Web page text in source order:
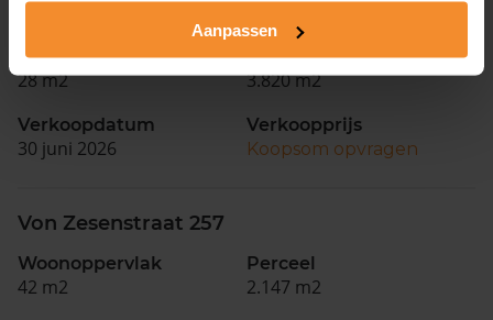
Aanpassen
Woonoppervlak
28 m2
Perceel
3.820 m2
Verkoopdatum
30 juni 2026
Verkoopprijs
Koopsom opvragen
Von Zesenstraat 257
Woonoppervlak
42 m2
Perceel
2.147 m2